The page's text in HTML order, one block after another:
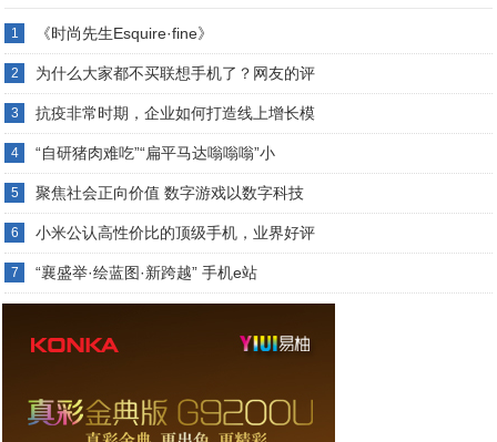
1 《时尚先生Esquire·fine》
2 为什么大家都不买联想手机了？网友的评
3 抗疫非常时期，企业如何打造线上增长模
4 “自研猪肉难吃”“扁平马达嗡嗡嗡”小
5 聚焦社会正向价值 数字游戏以数字科技
6 小米公认高性价比的顶级手机，业界好评
7 “襄盛举·绘蓝图·新跨越” 手机e站